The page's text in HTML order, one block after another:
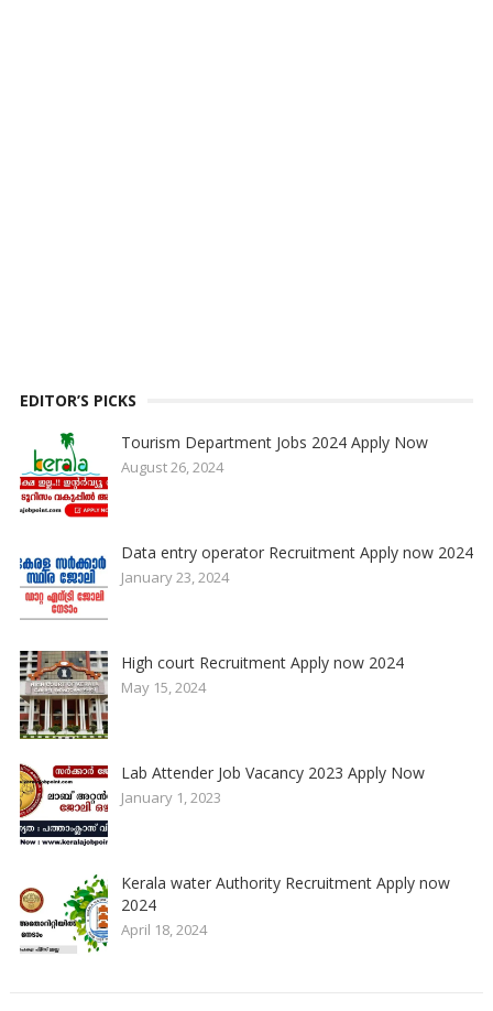
EDITOR’S PICKS
Tourism Department Jobs 2024 Apply Now
August 26, 2024
Data entry operator Recruitment Apply now 2024
January 23, 2024
High court Recruitment Apply now 2024
May 15, 2024
Lab Attender Job Vacancy 2023 Apply Now
January 1, 2023
Kerala water Authority Recruitment Apply now
2024
April 18, 2024